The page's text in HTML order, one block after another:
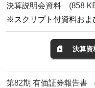
F
F
決算説明会資料 (858
※スクリプト付資料およ
決算資
第82期 有価証券報告書